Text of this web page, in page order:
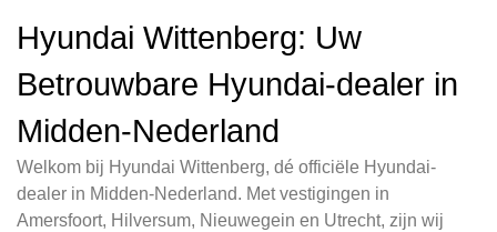
Hyundai Wittenberg: Uw
Betrouwbare Hyundai-dealer in
Midden-Nederland
Welkom bij Hyundai Wittenberg, dé officiële Hyundai-
dealer in Midden-Nederland. Met vestigingen in
Amersfoort, Hilversum, Nieuwegein en Utrecht, zijn wij